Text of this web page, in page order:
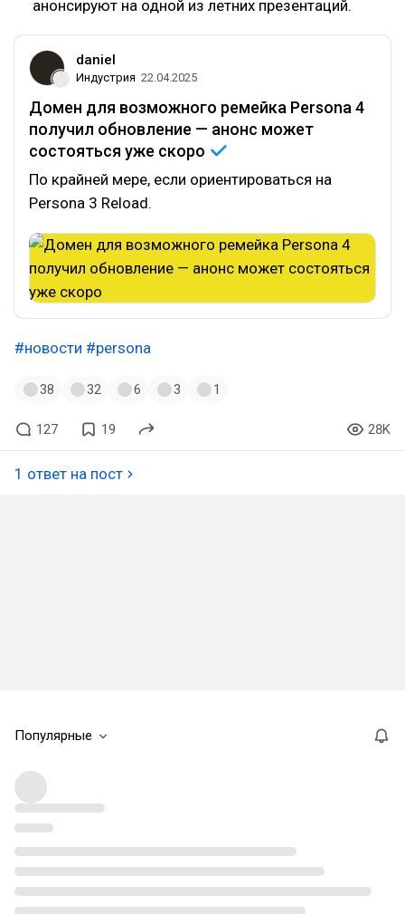
анонсируют на одной из летних презентаций.
daniel
Индустрия 22.04.2025
Домен для возможного ремейка Persona 4
получил обновление — анонс может
состояться уже скоро
По крайней мере, если ориентироваться на
Persona 3 Reload.
#новости #persona
38 32 6 3 1
127 19 28K
1 ответ на пост
Популярные